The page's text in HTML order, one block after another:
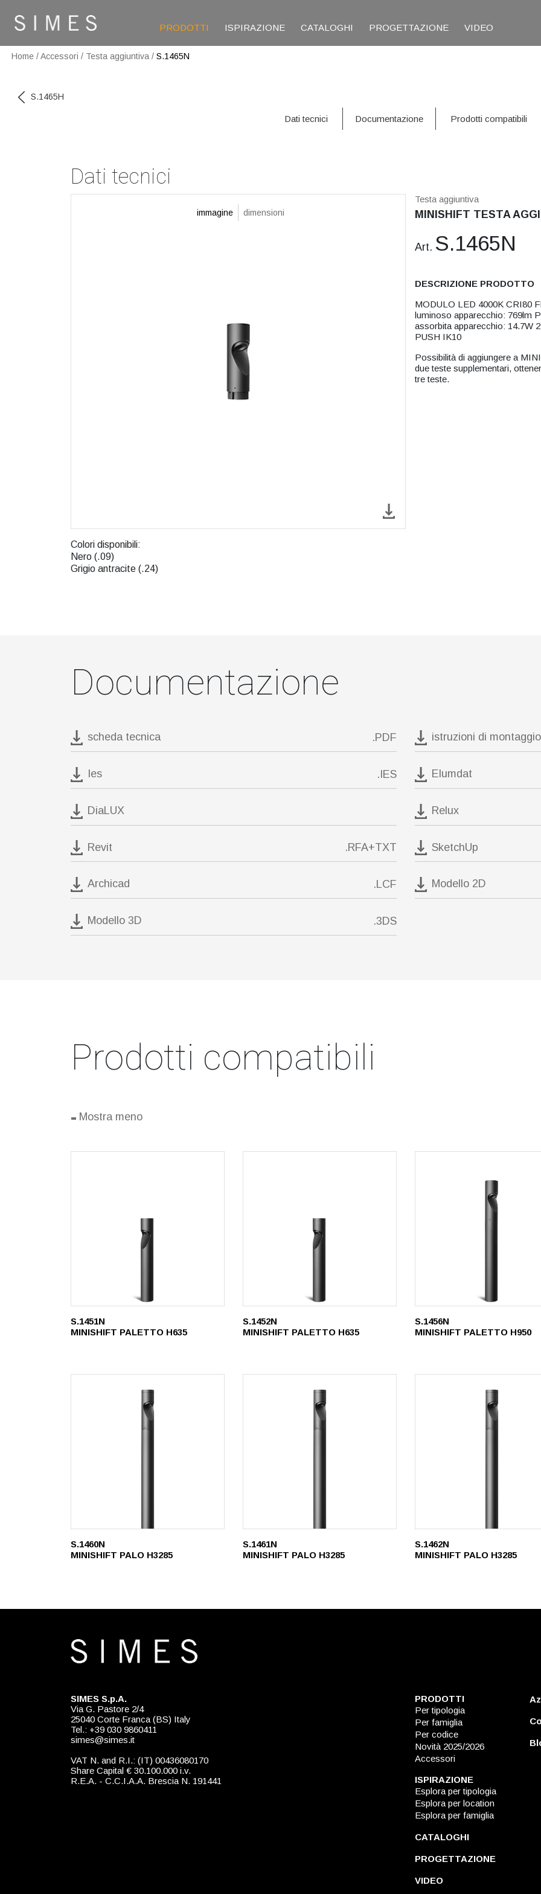
PRODOTTI ISPIRAZIONE CATALOGHI PROGETTAZIONE VIDEO
Home /Accessori / Testa aggiuntiva / S.1465N
S.1465H
Dati tecnici Documentazione Prodotti compatibili
Dati tecnici
immagine dimensioni
Colori disponibili:
Nero (.09)
Grigio antracite (.24)
Testa aggiuntiva
MINISHIFT TESTA
Art. S.1465N
DESCRIZIONE PRODOTTO
MODULO LED 4000K CRI80
luminoso apparecchio: 769lm
assorbita apparecchio: 14.7W
PUSH IK10
Possibilità di aggiungere a
due teste supplementari,
tre teste.
Documentazione
scheda tecnica .PDF istruzioni di montaggio
Ies .IES Elumdat
DiaLUX Relux
Revit .RFA+TXT SketchUp
Archicad .LCF Modello 2D
Modello 3D .3DS
Prodotti compatibili
- Mostra meno
S.1451N
MINISHIFT PALETTO H635
S.1452N
MINISHIFT PALETTO H635
S.1456N
MINISHIFT PALETTO H950
S.1460N
MINISHIFT PALO H3285
S.1461N
MINISHIFT PALO H3285
S.1462N
MINISHIFT PALO H3285
SIMES S.p.A.
Via G. Pastore 2/4
25040 Corte Franca (BS) Italy
Tel.: +39 030 9860411
simes@simes.it
VAT N. and R.I.: (IT) 00436080170
Share Capital € 30.100.000 i.v.
R.E.A. - C.C.I.A.A. Brescia N. 191441
PRODOTTI
Per tipologia
Per famiglia
Per codice
Novità 2025/2026
Accessori
ISPIRAZIONE
Esplora per tipologia
Esplora per location
Esplora per famiglia
CATALOGHI
PROGETTAZIONE
VIDEO